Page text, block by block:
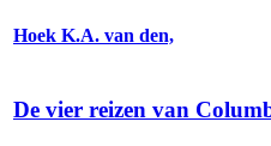
Hoek K.A. van den,
De vier reizen van